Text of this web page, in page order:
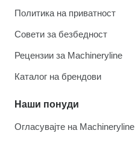
Политика на приватност
Совети за безбедност
Рецензии за Machineryline
Каталог на брендови
Наши понуди
Огласувајте на Machineryline